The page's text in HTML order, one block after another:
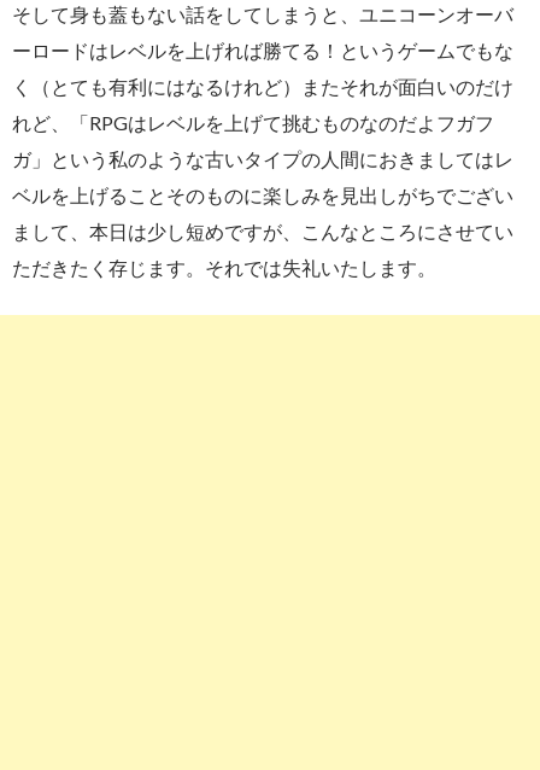
そして身も蓋もない話をしてしまうと、ユニコーンオーバ
ーロードはレベルを上げれば勝てる！というゲームでもな
く（とても有利にはなるけれど）またそれが面白いのだけ
れど、「RPGはレベルを上げて挑むものなのだよフガフ
ガ」という私のような古いタイプの人間におきましてはレ
ベルを上げることそのものに楽しみを見出しがちでござい
まして、本日は少し短めですが、こんなところにさせてい
ただきたく存じます。それでは失礼いたします。